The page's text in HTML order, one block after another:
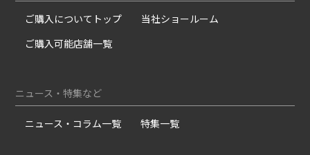
ご購入についてトップ
当社ショールーム
ご購入可能店舗一覧
ニュース・特集など
ニュース・コラム一覧 特集一覧